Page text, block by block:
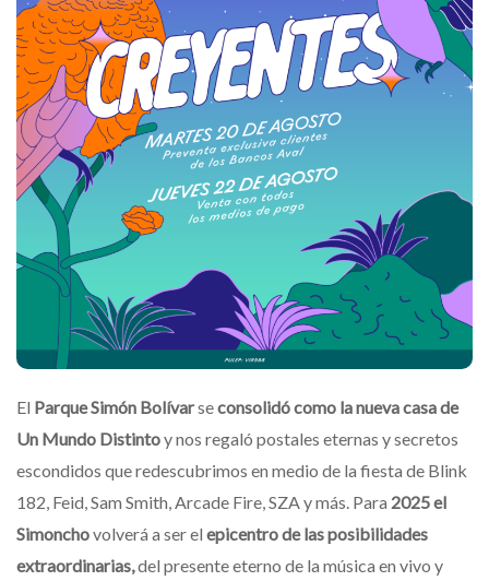
El Parque Simón Bolívarseconsolidó como la nueva casa de
Un Mundo Distintoy nos regaló postales eternas y secretos
escondidos que redescubrimos en medio de la fiesta de Blink
182, Feid, Sam Smith, Arcade Fire, SZA y más. Para 2025 el
Simonchovolverá a ser el epicentro de las posibilidades
extraordinarias,del presente eterno de la música en vivo y